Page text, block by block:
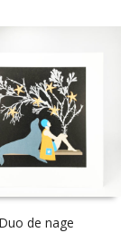
Duo de nage